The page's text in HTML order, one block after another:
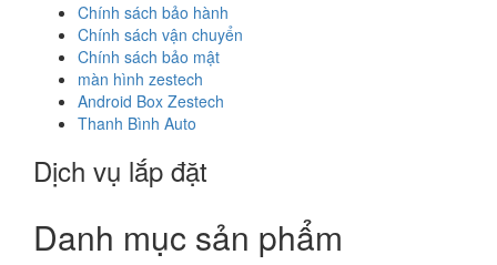
Chính sách bảo hành
Chính sách vận chuyển
Chính sách bảo mật
màn hình zestech
Android Box Zestech
Thanh Bình Auto
Dịch vụ lắp đặt
Danh mục sản phẩm